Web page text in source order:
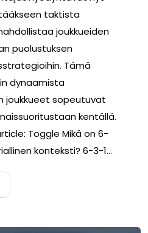
taktista
joukkueiden
puolustuksen
Tämä
dynaamista
joukkueet sopeutuvat
kentällä.
Toggle Mikä on 6-
konteksti? 6-3-1…